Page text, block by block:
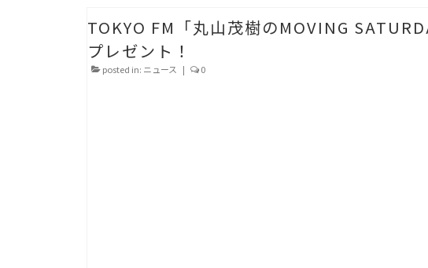
TOKYO FM「丸山茂樹のMOVING
プレゼント！
posted in: ニュース | 0